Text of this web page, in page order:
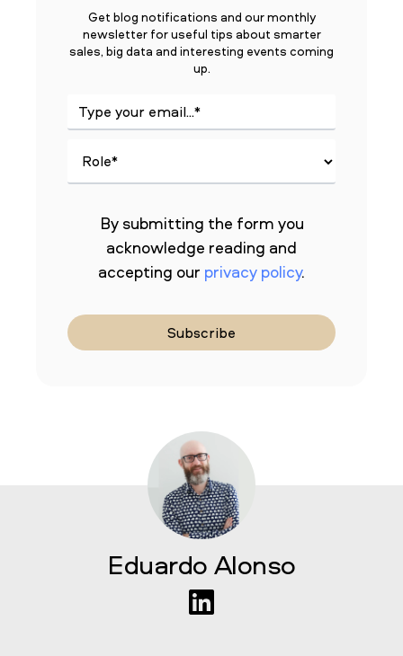
Get blog notifications and our monthly
newsletter for useful tips about smarter
sales, big data and interesting events coming
up.
By submitting the form you
acknowledge reading and
accepting our privacy policy.
Eduardo Alonso